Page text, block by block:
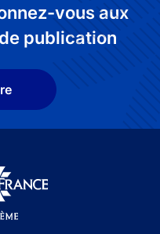
vous aux
publication